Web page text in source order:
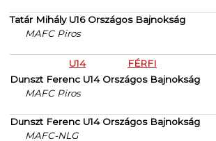
Tatár Mihály U16 Országos Bajnokság
MAFC Piros
U14
FÉRFI
Dunszt Ferenc U14 Országos Bajnokság
MAFC Piros
Dunszt Ferenc U14 Országos Bajnokság
MAFC-NLG